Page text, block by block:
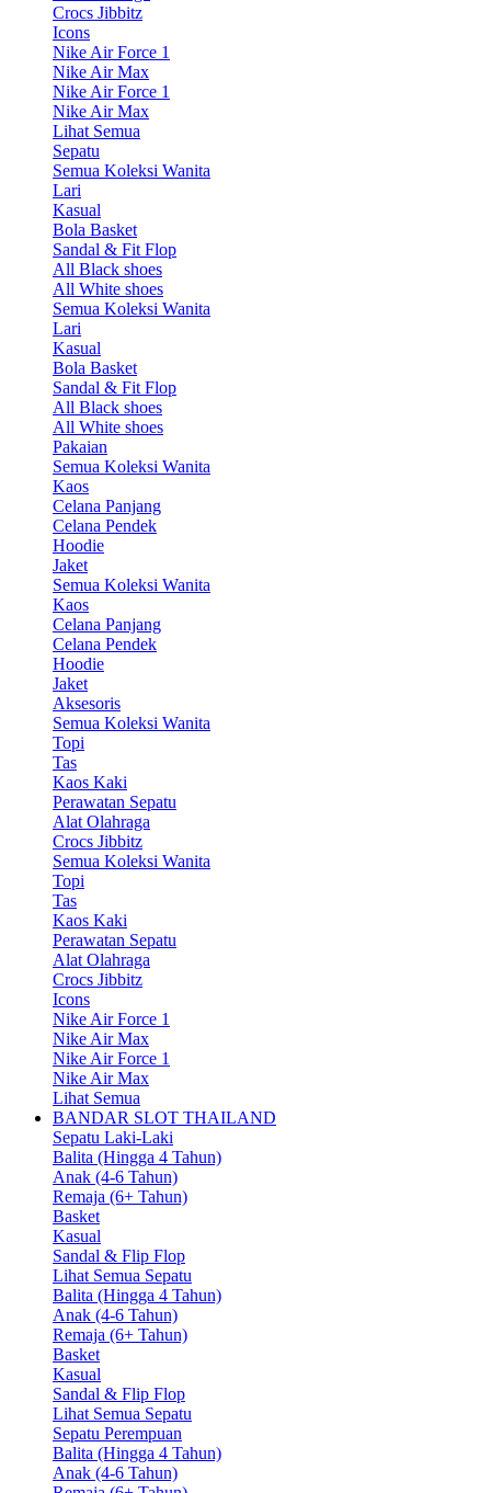
Crocs Jibbitz
Icons
Nike Air Force 1
Nike Air Max
Nike Air Force 1
Nike Air Max
Lihat Semua
Sepatu
Semua Koleksi Wanita
Lari
Kasual
Bola Basket
Sandal & Fit Flop
All Black shoes
All White shoes
Semua Koleksi Wanita
Lari
Kasual
Bola Basket
Sandal & Fit Flop
All Black shoes
All White shoes
Pakaian
Semua Koleksi Wanita
Kaos
Celana Panjang
Celana Pendek
Hoodie
Jaket
Semua Koleksi Wanita
Kaos
Celana Panjang
Celana Pendek
Hoodie
Jaket
Aksesoris
Semua Koleksi Wanita
Topi
Tas
Kaos Kaki
Perawatan Sepatu
Alat Olahraga
Crocs Jibbitz
Semua Koleksi Wanita
Topi
Tas
Kaos Kaki
Perawatan Sepatu
Alat Olahraga
Crocs Jibbitz
Icons
Nike Air Force 1
Nike Air Max
Nike Air Force 1
Nike Air Max
Lihat Semua
BANDAR SLOT THAILAND
Sepatu Laki-Laki
Balita (Hingga 4 Tahun)
Anak (4-6 Tahun)
Remaja (6+ Tahun)
Basket
Kasual
Sandal & Flip Flop
Lihat Semua Sepatu
Balita (Hingga 4 Tahun)
Anak (4-6 Tahun)
Remaja (6+ Tahun)
Basket
Kasual
Sandal & Flip Flop
Lihat Semua Sepatu
Sepatu Perempuan
Balita (Hingga 4 Tahun)
Anak (4-6 Tahun)